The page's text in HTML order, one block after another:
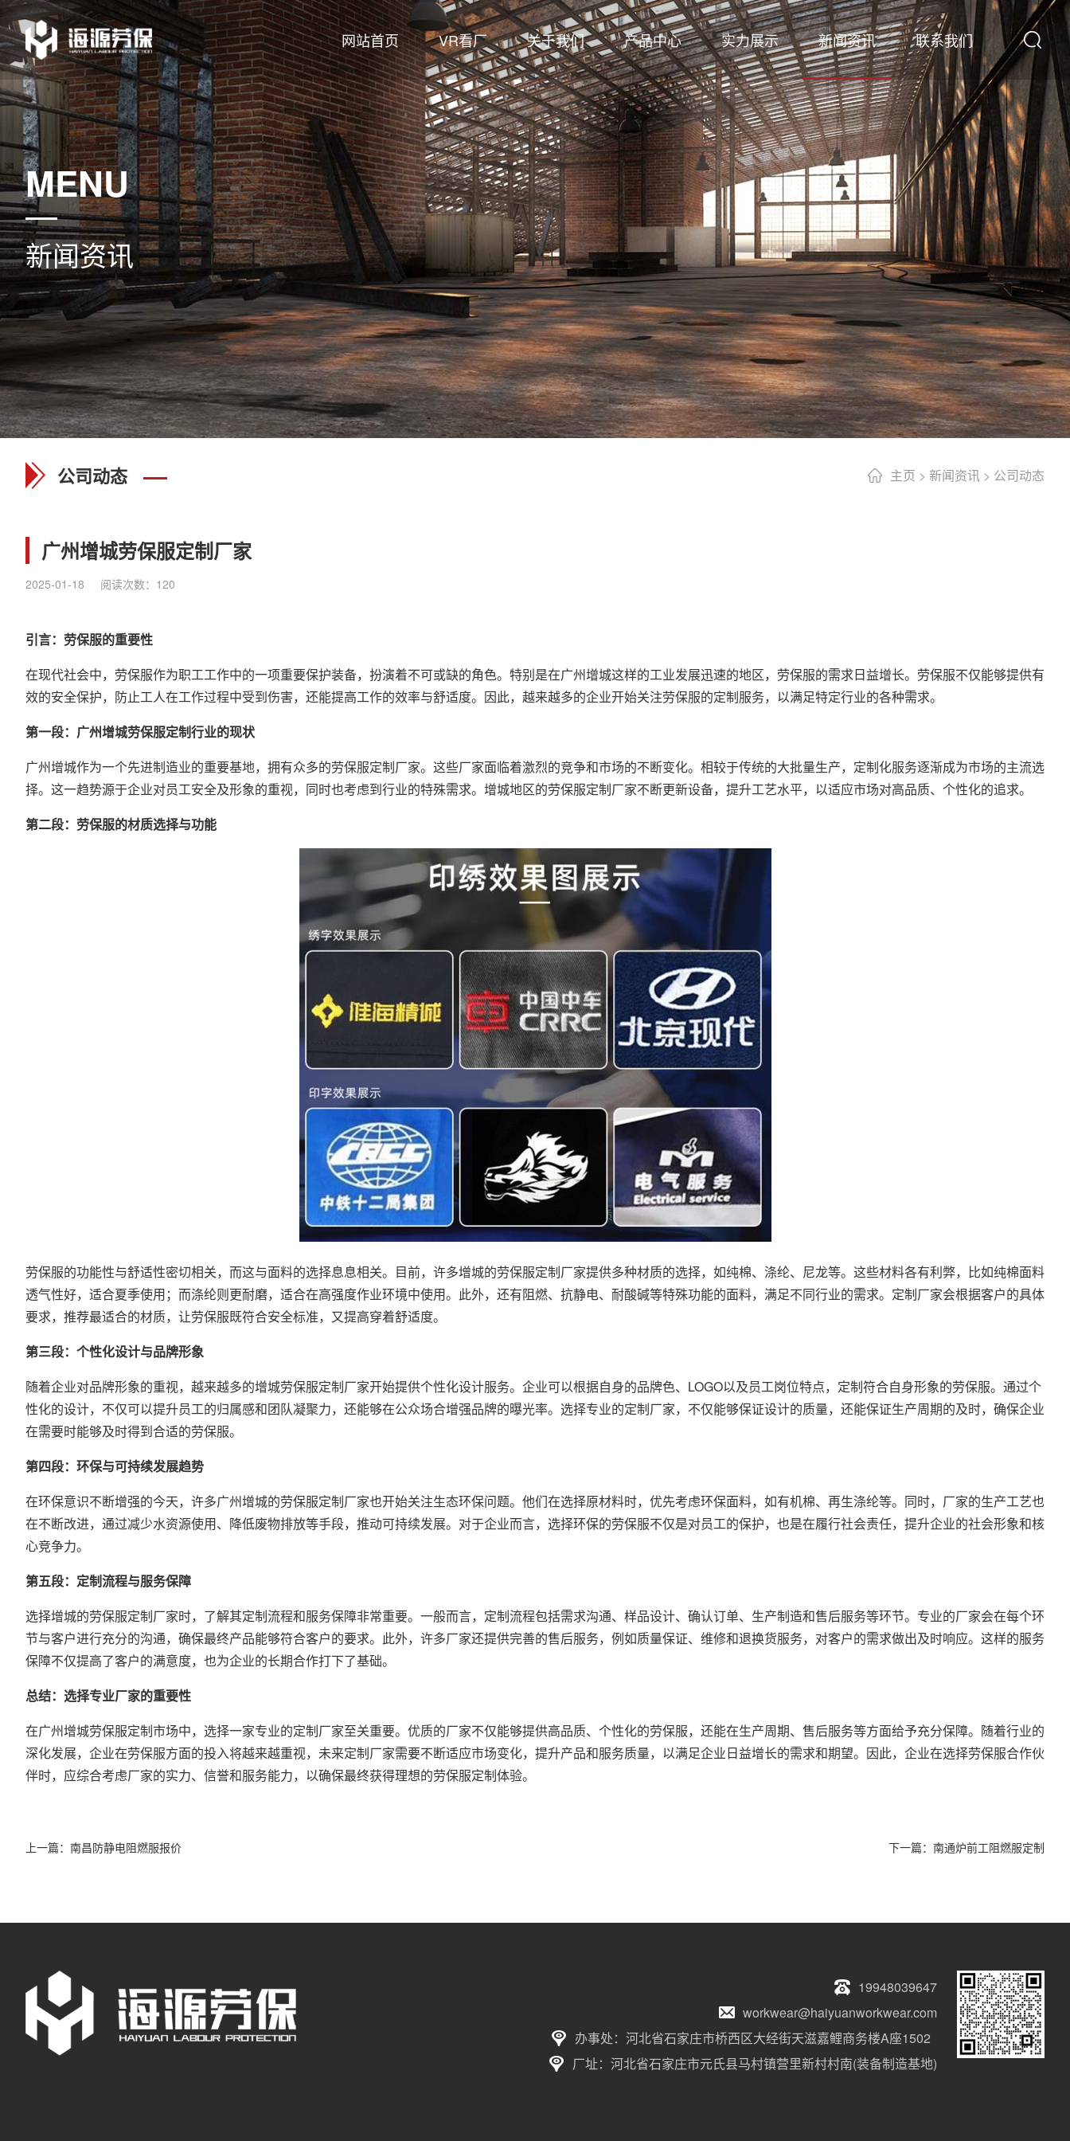
网站首页 VR看厂 关于我们 产品中心 实力展示 新闻资讯 联系我们
MENU
新闻资讯
主页 > 新闻资讯 > 公司动态
公司动态
广州增城劳保服定制厂家
2025-01-18 阅读次数： 120
引言：劳保服的重要性
在现代社会中，劳保服作为职工工作中的一项重要保护装备，扮演着不可或缺的角色。特别是在广州增城这样的工业发展迅速的地区，劳保服的需求日益增长。劳保服不仅能够提供有
效的安全保护，防止工人在工作过程中受到伤害，还能提高工作的效率与舒适度。因此，越来越多的企业开始关注劳保服的定制服务，以满足特定行业的各种需求。
第一段：广州增城劳保服定制行业的现状
广州增城作为一个先进制造业的重要基地，拥有众多的劳保服定制厂家。这些厂家面临着激烈的竞争和市场的不断变化。相较于传统的大批量生产，定制化服务逐渐成为市场的主流选
择。这一趋势源于企业对员工安全及形象的重视，同时也考虑到行业的特殊需求。增城地区的劳保服定制厂家不断更新设备，提升工艺水平，以适应市场对高品质、个性化的追求。
第二段：劳保服的材质选择与功能
劳保服的功能性与舒适性密切相关，而这与面料的选择息息相关。目前，许多增城的劳保服定制厂家提供多种材质的选择，如纯棉、涤纶、尼龙等。这些材料各有利弊，比如纯棉面料
透气性好，适合夏季使用；而涤纶则更耐磨，适合在高强度作业环境中使用。此外，还有阻燃、抗静电、耐酸碱等特殊功能的面料，满足不同行业的需求。定制厂家会根据客户的具体
要求，推荐最适合的材质，让劳保服既符合安全标准，又提高穿着舒适度。
第三段：个性化设计与品牌形象
随着企业对品牌形象的重视，越来越多的增城劳保服定制厂家开始提供个性化设计服务。企业可以根据自身的品牌色、LOGO以及员工岗位特点，定制符合自身形象的劳保服。通过个
性化的设计，不仅可以提升员工的归属感和团队凝聚力，还能够在公众场合增强品牌的曝光率。选择专业的定制厂家，不仅能够保证设计的质量，还能保证生产周期的及时，确保企业
在需要时能够及时得到合适的劳保服。
第四段：环保与可持续发展趋势
在环保意识不断增强的今天，许多广州增城的劳保服定制厂家也开始关注生态环保问题。他们在选择原材料时，优先考虑环保面料，如有机棉、再生涤纶等。同时，厂家的生产工艺也
在不断改进，通过减少水资源使用、降低废物排放等手段，推动可持续发展。对于企业而言，选择环保的劳保服不仅是对员工的保护，也是在履行社会责任，提升企业的社会形象和核
心竞争力。
第五段：定制流程与服务保障
选择增城的劳保服定制厂家时，了解其定制流程和服务保障非常重要。一般而言，定制流程包括需求沟通、样品设计、确认订单、生产制造和售后服务等环节。专业的厂家会在每个环
节与客户进行充分的沟通，确保最终产品能够符合客户的要求。此外，许多厂家还提供完善的售后服务，例如质量保证、维修和退换货服务，对客户的需求做出及时响应。这样的服务
保障不仅提高了客户的满意度，也为企业的长期合作打下了基础。
总结：选择专业厂家的重要性
在广州增城劳保服定制市场中，选择一家专业的定制厂家至关重要。优质的厂家不仅能够提供高品质、个性化的劳保服，还能在生产周期、售后服务等方面给予充分保障。随着行业的
深化发展，企业在劳保服方面的投入将越来越重视，未来定制厂家需要不断适应市场变化，提升产品和服务质量，以满足企业日益增长的需求和期望。因此，企业在选择劳保服合作伙
伴时，应综合考虑厂家的实力、信誉和服务能力，以确保最终获得理想的劳保服定制体验。
上一篇： 南昌防静电阻燃服报价 下一篇： 南通炉前工阻燃服定制
19948039647
workwear@haiyuanworkwear.com
办事处：河北省石家庄市桥西区大经街天滋嘉鲤商务楼A座1502
厂址：河北省石家庄市元氏县马村镇营里新村村南(装备制造基地)